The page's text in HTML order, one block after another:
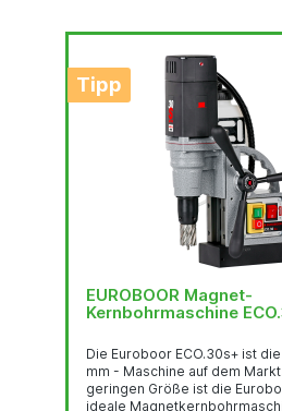
Tipp
EUROBOOR Magnet-
Kernbohrmaschine
Die Euroboor ECO.30s+ ist
mm - Maschine auf dem
geringen Größe ist die
ideale